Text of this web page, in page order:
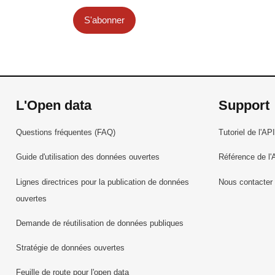
S'abonner
L'Open data
Questions fréquentes (FAQ)
Guide d'utilisation des données ouvertes
Lignes directrices pour la publication de données
ouvertes
Demande de réutilisation de données publiques
Stratégie de données ouvertes
Feuille de route pour l'open data
Support
Tutoriel de l'API
Référence de
Nous contacter